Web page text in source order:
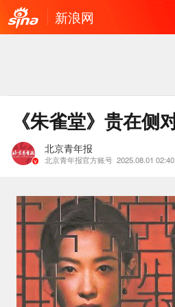
新浪网
《朱雀堂》贵在侧
北京青年报
北京青年报官方账号 2025.08.01 02:40